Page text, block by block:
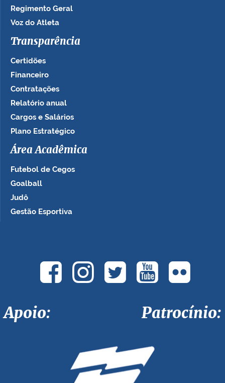
Regimento Geral
Voz do Atleta
Transparência
Certidões
Financeiro
Contratações
Relatório anual
Cargos e Salários
Plano Estratégico
Área Acadêmica
Futebol de Cegos
Goalball
Judô
Gestão Esportiva
Apoio: Patrocínio: